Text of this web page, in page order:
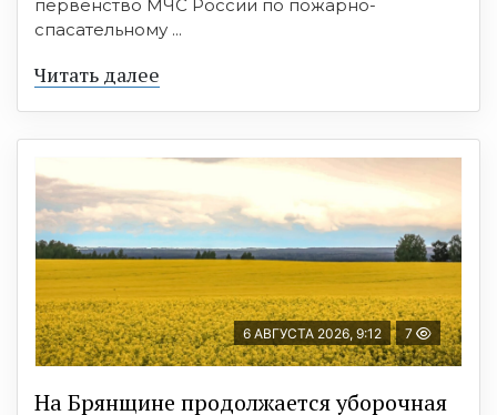
первенство МЧС России по пожарно-
спасательному ...
Читать далее
6 АВГУСТА 2026, 9:12 7
На Брянщине продолжается уборочная